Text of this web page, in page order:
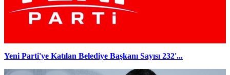
Yeni Parti'ye Katılan Belediye Başkanı Sayısı 232'...